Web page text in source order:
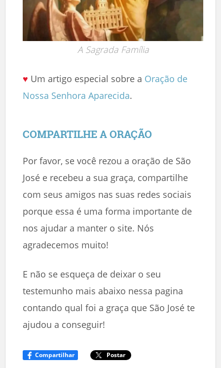
A Sagrada Família
♥ Um artigo especial sobre a Oração de
Nossa Senhora Aparecida.
COMPARTILHE A ORAÇÃO
Por favor, se você rezou a oração de São
José e recebeu a sua graça, compartilhe
com seus amigos nas suas redes sociais
porque essa é uma forma importante de
nos ajudar a manter o site. Nós
agradecemos muito!
E não se esqueça de deixar o seu
testemunho mais abaixo nessa pagina
contando qual foi a graça que São José te
ajudou a conseguir!
Compartilhar Postar